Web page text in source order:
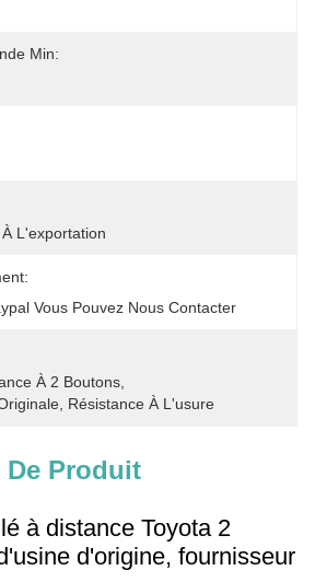
Min:
L'exportation
Vous Pouvez Nous Contacter
À 2 Boutons
Résistance À L'usure
Produit
à distance Toyota 2
d'origine, fournisseur